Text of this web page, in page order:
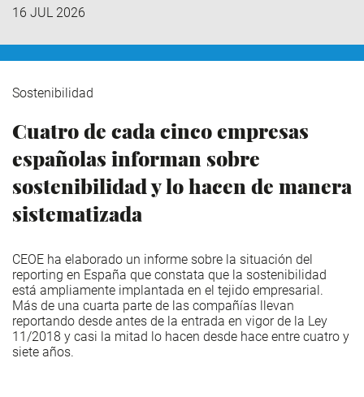
16 JUL 2026
Sostenibilidad
Cuatro de cada cinco empresas
españolas informan sobre
sostenibilidad y lo hacen de manera
sistematizada
CEOE ha elaborado un informe sobre la situación del
reporting en España que constata que la sostenibilidad
está ampliamente implantada en el tejido empresarial.
Más de una cuarta parte de las compañías llevan
reportando desde antes de la entrada en vigor de la Ley
11/2018 y casi la mitad lo hacen desde hace entre cuatro y
siete años.